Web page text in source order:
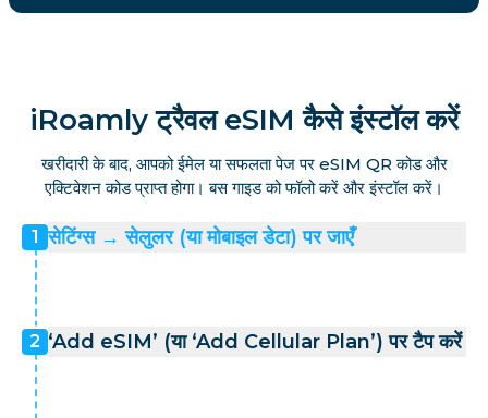
iRoamly ट्रैवल eSIM कैसे इंस्टॉल करें
खरीदारी के बाद, आपको ईमेल या सफलता पेज पर eSIM QR कोड और
एक्टिवेशन कोड प्राप्त होगा। बस गाइड को फॉलो करें और इंस्टॉल करें।
1 सेटिंग्स → सेलुलर (या मोबाइल डेटा) पर जाएँ
2 ‘Add eSIM’ (या ‘Add Cellular Plan’) पर टैप करें